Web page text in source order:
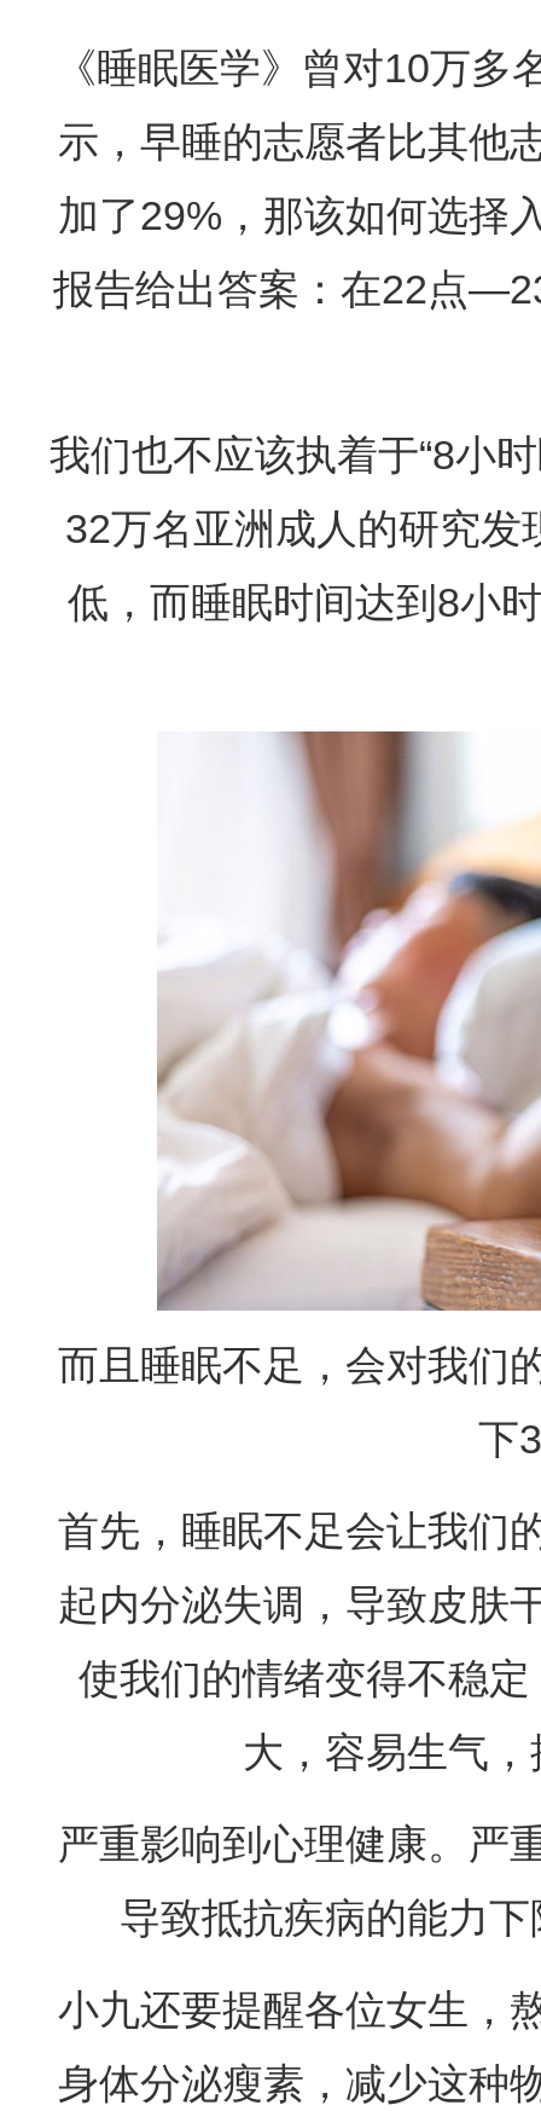
《睡眠医学》曾对10万
示，早睡的志愿者比其他
加了29%，那该如何选择
报告给出答案：在22点
我们也不应该执着于“8小
32万名亚洲成人的研究
低，而睡眠时间达到8小
而且睡眠不足，会对我们
下
首先，睡眠不足会让我们
起内分泌失调，导致皮肤
使我们的情绪变得不稳
大，容易生气
严重影响到心理健康。严
导致抵抗疾病的能力
小九还要提醒各位女生，
身体分泌瘦素，减少这种